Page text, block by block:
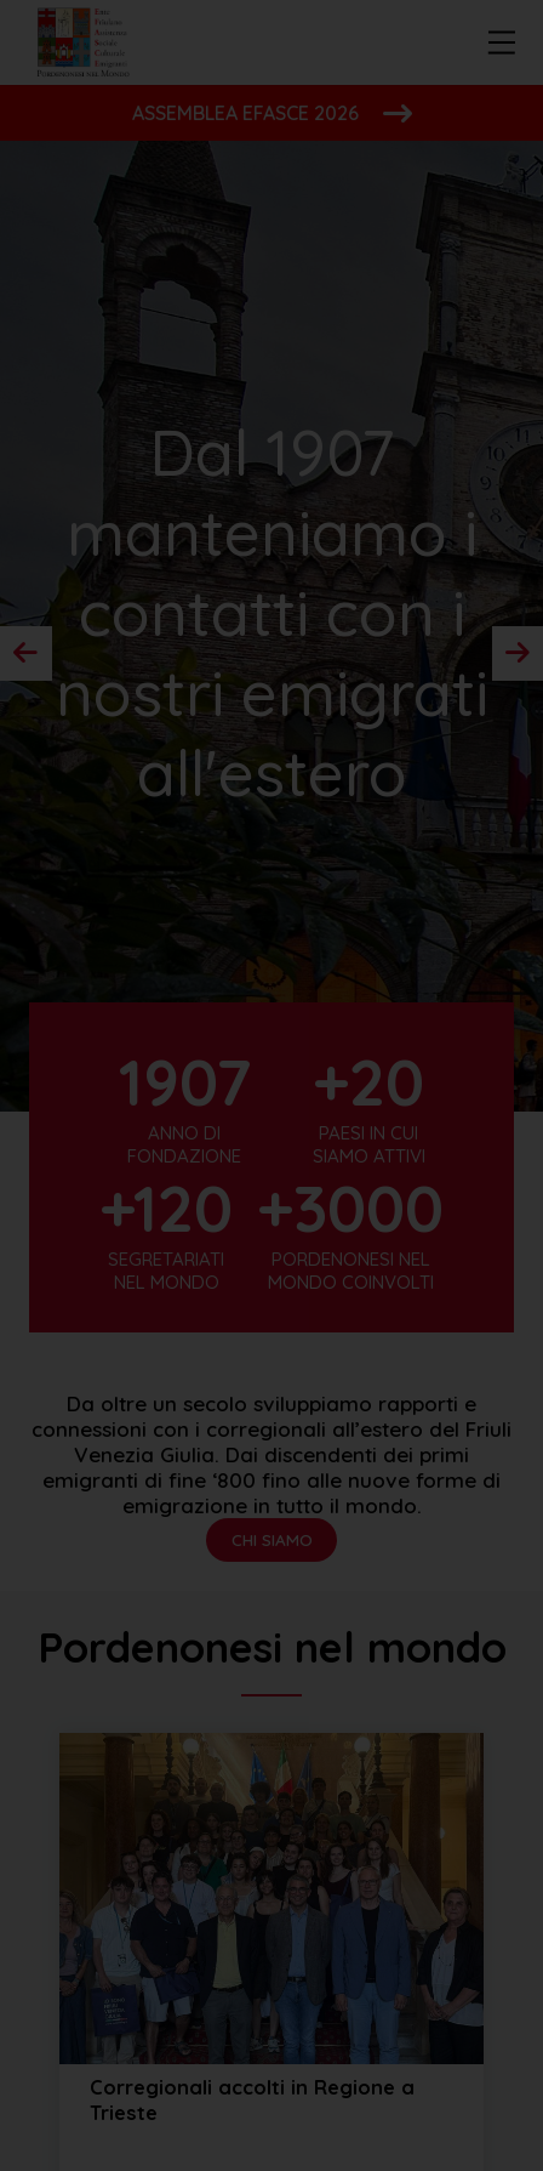
ASSEMBLEA EFASCE 2026
Dal 1907
manteniamo i
contatti con i
nostri emigrati
all'estero
1907
ANNO DI
FONDAZIONE
+20
PAESI IN CUI
SIAMO ATTIVI
+120
SEGRETARIATI
NEL MONDO
+3000
PORDENONESI NEL
MONDO COINVOLTI
Da oltre un secolo sviluppiamo rapporti e
connessioni con i corregionali all’estero del Friuli
Venezia Giulia. Dai discendenti dei primi
emigranti di fine ‘800 fino alle nuove forme di
emigrazione in tutto il mondo.
CHI SIAMO
Pordenonesi nel mondo
Corregionali accolti in Regione a
Trieste